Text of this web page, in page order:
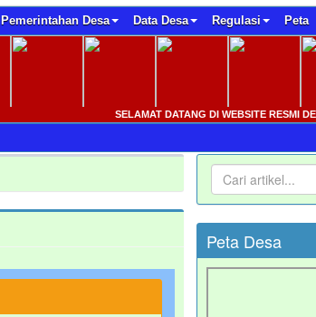
Pemerintahan Desa Data Desa Regulasi Peta
SELAMAT DATANG DI WEBSITE RESMI
Peta Desa